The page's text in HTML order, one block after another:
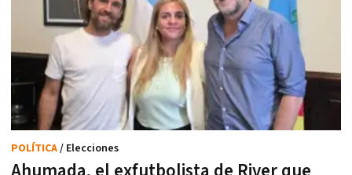
POLÍTICA/ Elecciones